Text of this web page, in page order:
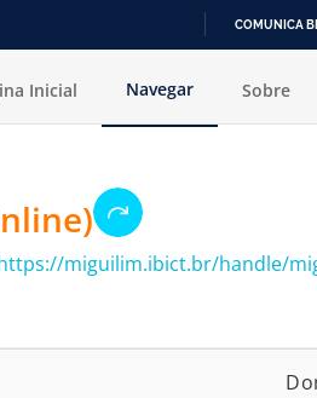
COMUNICA
Inicial
Navegar Sobre
miguilim.ibict.br/handle/